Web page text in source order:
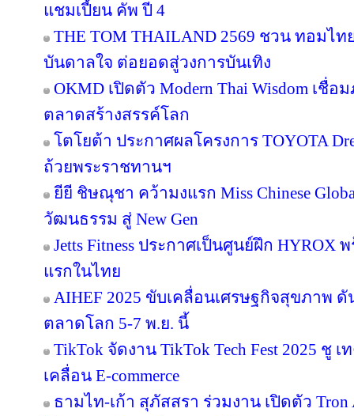
แชมเปี้ยน คัพ ปี 4
THE TOM THAILAND 2569 ชวน ทอมไ
บันดาลใจ ต่อยอดสู่วงการบันเทิง
OKMD เปิดตัว Modern Thai Wisdom เ
ตลาดสร้างสรรค์โลก
โตโยต้า ประกาศผลโครงการ TOYOTA
ถ้วยพระราชทานฯ
ยียี ชิษณุชา คว้ามงแรก Miss Chinese
วัฒนธรรม สู่ New Gen
Jetts Fitness ประกาศเป็นศูนย์ฝึก HYROX
แรกในไทย
AIHEF 2025 ขับเคลื่อนเศรษฐกิจสุขภาพ
ตลาดโลก 5-7 พ.ย. นี้
TikTok จัดงาน TikTok Tech Fest 2025 ชู
เคลื่อน E-commerce
ธามไท-เก้า สุภัสสรา ร่วมงาน เปิดตัว